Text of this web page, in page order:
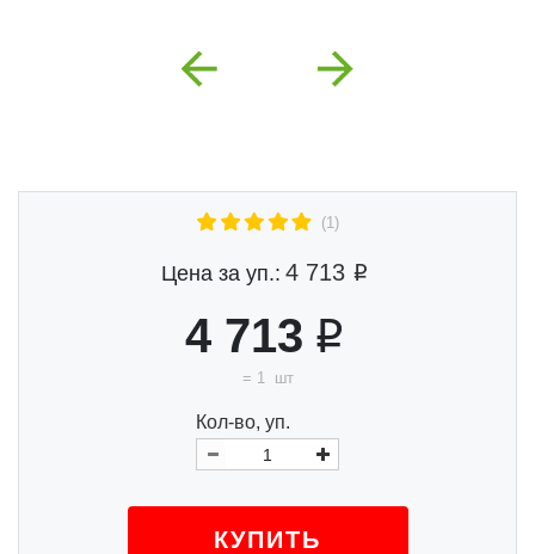
Previous Next
Цена за уп.: 4 713
(1)
4 713
= 1 шт
Кол-во, уп.
КУПИТЬ